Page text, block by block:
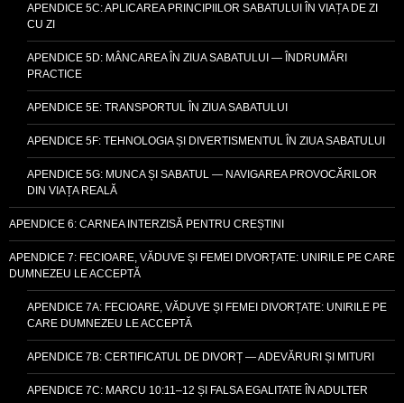
APENDICE 5C: APLICAREA PRINCIPIILOR SABATULUI ÎN VIAȚA DE ZI
CU ZI
APENDICE 5D: MÂNCAREA ÎN ZIUA SABATULUI — ÎNDRUMĂRI
PRACTICE
APENDICE 5E: TRANSPORTUL ÎN ZIUA SABATULUI
APENDICE 5F: TEHNOLOGIA ȘI DIVERTISMENTUL ÎN ZIUA SABATULUI
APENDICE 5G: MUNCA ȘI SABATUL — NAVIGAREA PROVOCĂRILOR
DIN VIAȚA REALĂ
APENDICE 6: CARNEA INTERZISĂ PENTRU CREȘTINI
APENDICE 7: FECIOARE, VĂDUVE ȘI FEMEI DIVORȚATE: UNIRILE PE CARE
DUMNEZEU LE ACCEPTĂ
APENDICE 7A: FECIOARE, VĂDUVE ȘI FEMEI DIVORȚATE: UNIRILE PE
CARE DUMNEZEU LE ACCEPTĂ
APENDICE 7B: CERTIFICATUL DE DIVORȚ — ADEVĂRURI ȘI MITURI
APENDICE 7C: MARCU 10:11–12 ȘI FALSA EGALITATE ÎN ADULTER